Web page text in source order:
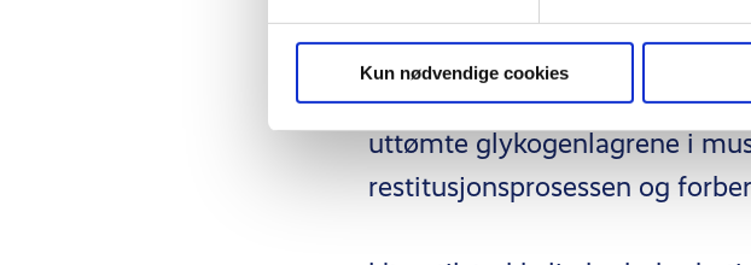
Kun nødvendige cookies
essensielle for
karbohydrater etter en
uttømte glykogenlagrene i
restitusjonsprosessen og